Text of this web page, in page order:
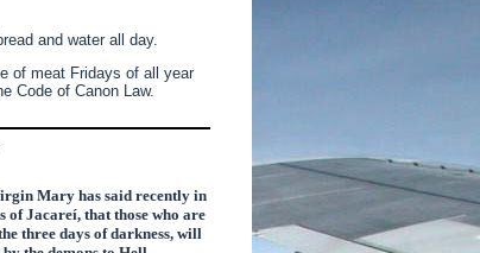
and water all day.
of meat Fridays of all year
Code of Canon Law.
Mary has said recently in
of Jacareí, that those who are
three days of darkness, will